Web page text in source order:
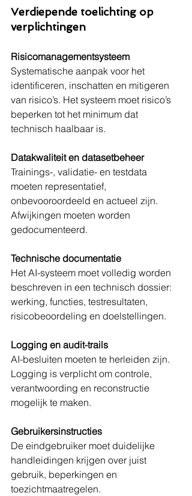
Verdiepende toelichting op
verplichtingen
Risicomanagementsysteem
Systematische aanpak voor het
identificeren, inschatten en mitigeren
van risico’s. Het systeem moet risico’s
beperken tot het minimum dat
technisch haalbaar is.
Datakwaliteit en datasetbeheer
Trainings-, validatie- en testdata
moeten representatief,
onbevooroordeeld en actueel zijn.
Afwijkingen moeten worden
gedocumenteerd.
Technische documentatie
Het AI-systeem moet volledig worden
beschreven in een technisch dossier:
werking, functies, testresultaten,
risicobeoordeling en doelstellingen.
Logging en audit-trails
AI-besluiten moeten te herleiden zijn.
Logging is verplicht om controle,
verantwoording en reconstructie
mogelijk te maken.
Gebruikersinstructies
De eindgebruiker moet duidelijke
handleidingen krijgen over juist
gebruik, beperkingen en
toezichtmaatregelen.